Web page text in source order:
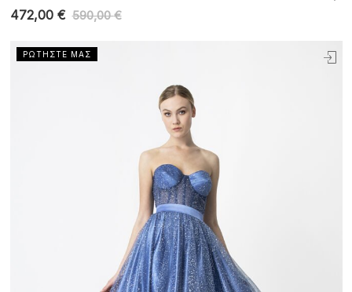
590,00€
472,00 €
ΡΩΤΗΣΤΕ ΜΑΣ